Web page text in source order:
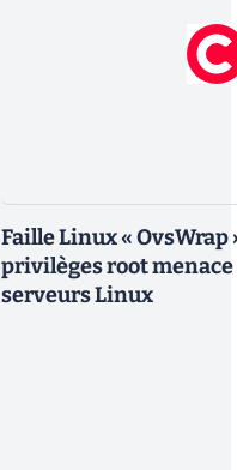
Faille Linux « OvsWrap
privilèges root
serveurs Linux